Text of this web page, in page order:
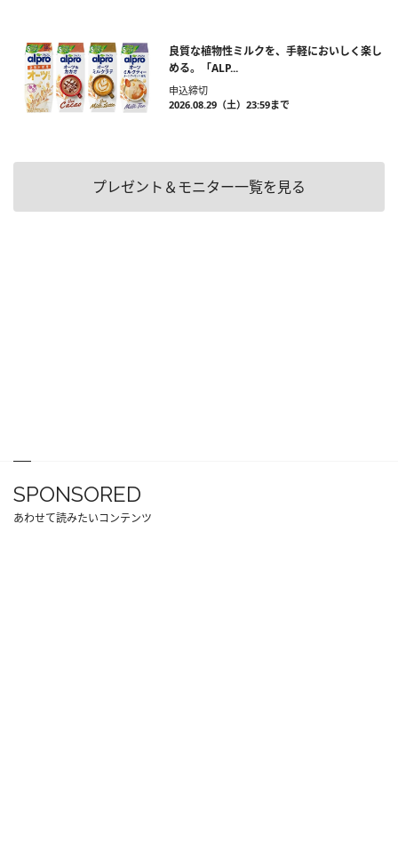
良質な植物性ミルクを、手軽においしく楽し
める。「ALP...
申込締切
2026.08.29（土）23:59まで
プレゼント＆モニター一覧を見る
SPONSORED
あわせて読みたいコンテンツ